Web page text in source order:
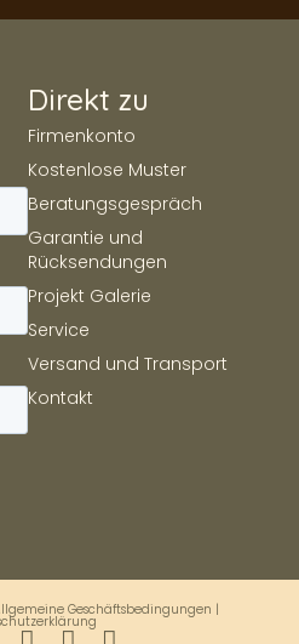
Direkt zu
Firmenkonto
Kostenlose Muster
Beratungsgespräch
Garantie und
Rücksendungen
Projekt Galerie
Service
Versand und Transport
Kontakt
Geschäftsbedingungen |